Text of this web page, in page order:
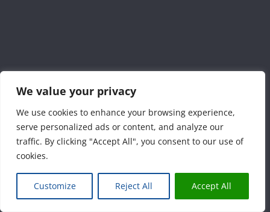
We value your privacy
We use cookies to enhance your browsing experience,
serve personalized ads or content, and analyze our
traffic. By clicking "Accept All", you consent to our use of
cookies.
Customize Reject All Accept All